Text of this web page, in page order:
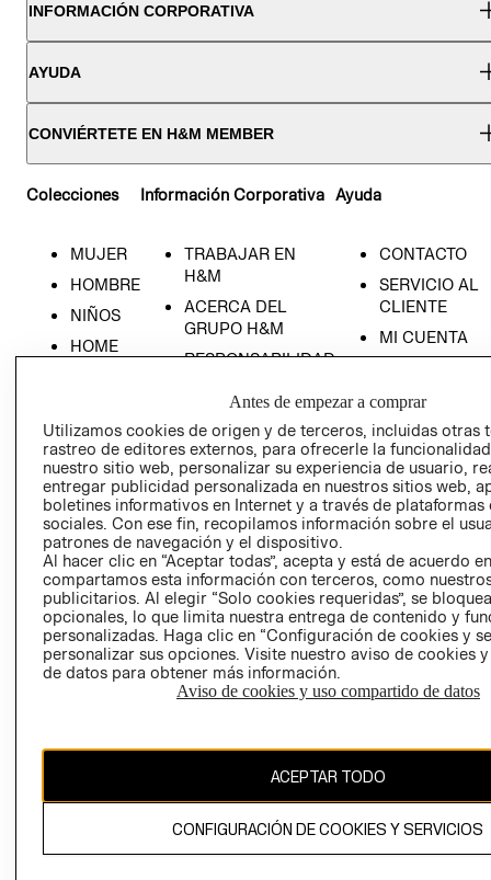
INFORMACIÓN CORPORATIVA
AYUDA
CONVIÉRTETE EN H&M MEMBER
Colecciones
MUJER
HOMBRE
NIÑOS
HOME
Información Corporativa
TRABAJAR EN
H&M
ACERCA DEL
GRUPO H&M
RESPONSABILIDAD
PRENSA
RELACIÓN CON
INVERSIONISTAS
POLÍTICA
EMPRESARIAL
Ayuda
CONTACTO
SERVICIO AL
CLIENTE
MI CUENTA
- RETIRO EN
TIENDA
TÉRMINOS Y
CONDICIONES
PRIVACIDAD
GIFT CARD
AVISO DE
COOKIES
Chile ($)
Antes de empezar a comprar
Utilizamos cookies de origen y de terceros, incluidas otras
rastreo de editores externos, para ofrecerle la
nuestro sitio web, personalizar su experiencia de usuario,
entregar publicidad personalizada en nuestros sitios web,
boletines informativos en Internet y a través de plataformas
sociales. Con ese fin, recopilamos información sobre el
patrones de navegación y el dispositivo.
Al hacer clic en “Aceptar todas”, acepta y está de acuerdo
compartamos esta información con terceros, como
publicitarios. Al elegir “Solo cookies requeridas”, se
opcionales, lo que limita nuestra entrega de contenido y
personalizadas. Haga clic en “Configuración de cookies y
personalizar sus opciones. Visite nuestro aviso de cookies
de datos para obtener más información.
Aviso de cookies y uso compartido de datos
ACEPTAR TODO
CONFIGURACIÓN DE COOKIES Y SERVICIOS